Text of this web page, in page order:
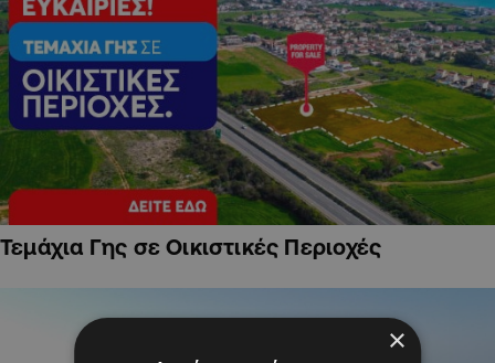
Τεμάχια Γης σε Οικιστικές Περιοχές
×